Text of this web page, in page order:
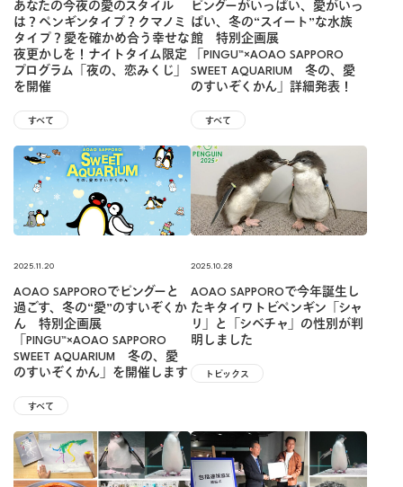
あなたの今夜の愛のスタイル
は？ペンギンタイプ？クマノミ
タイプ？愛を確かめ合う幸せな
夜更かしを！ナイトタイム限定
プログラム「夜の、恋みくじ」
を開催
すべて
ピングーがいっぱい、愛がいっ
ぱい、冬の“スイート”な水族
館 特別企画展
「PINGU™×AOAO SAPPORO
SWEET AQUARIUM 冬の、愛
のすいぞくかん」詳細発表！
すべて
2025.11.20
AOAO SAPPOROでピングーと
過ごす、冬の“愛”のすいぞくか
ん 特別企画展
「PINGU™×AOAO SAPPORO
SWEET AQUARIUM 冬の、愛
のすいぞくかん」を開催します
すべて
2025.10.28
AOAO SAPPOROで今年誕生し
たキタイワトビペンギン「シャ
リ」と「シベチャ」の性別が判
明しました
トピックス